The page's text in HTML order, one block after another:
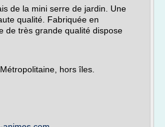
de la mini serre de jardin. Une
qualité. Fabriquée en
de très grande qualité dispose
hors îles.